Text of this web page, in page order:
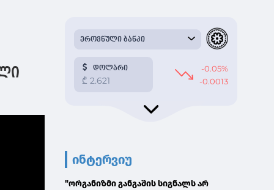
ინტერვიუ
"ორგანიზმი განგაშის სიგნალს არ